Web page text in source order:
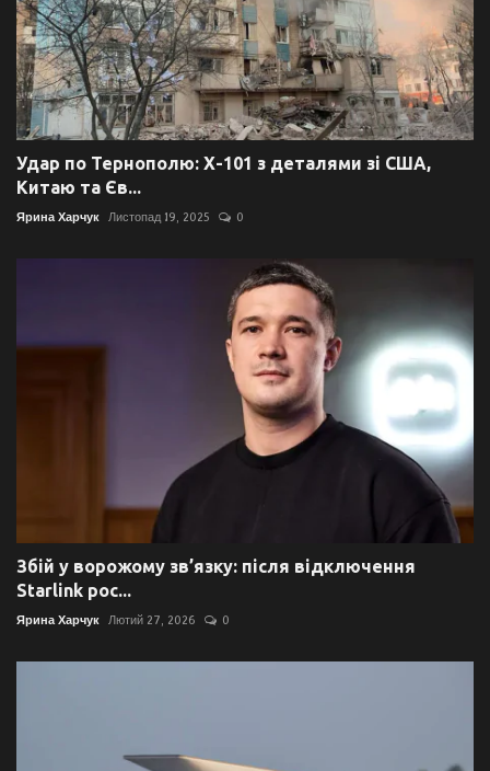
Удар по Тернополю: Х-101 з деталями зі США,
Китаю та Єв...
Ярина Харчук Листопад 19, 2025 0
Збій у ворожому зв’язку: після відключення
Starlink рос...
Ярина Харчук Лютий 27, 2026 0